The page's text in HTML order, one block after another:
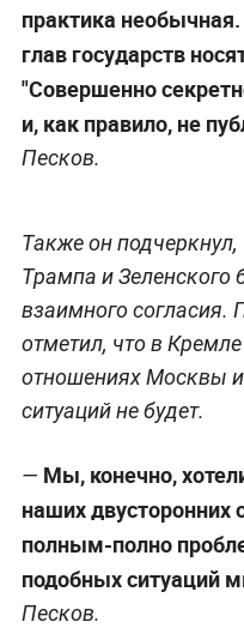
практика
глав государств
"Совершенно
и, как правило, не
Песков.
Также он
Трампа и Зеленского
взаимного согласия.
отметил, что в
отношениях Москвы
ситуаций не будет.
— Мы, конечно,
наших двусторонних
полным-полно
подобных ситуаций
Песков.